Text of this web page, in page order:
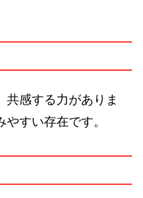
共感する力がありま
すい存在です。